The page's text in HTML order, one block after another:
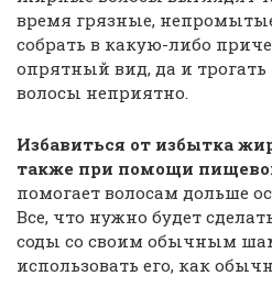
время грязные,
собрать в какую-либо
опрятный вид, да и
волосы неприятно.
Избавиться от избытка
также при помощи
помогает волосам дольше
Все, что нужно будет
соды со своим обычным
использовать его, как